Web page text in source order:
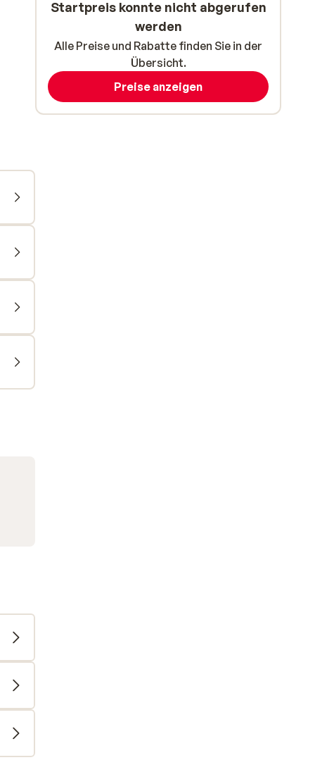
Startpreis konnte nicht abgerufen
werden
Alle Preise und Rabatte finden Sie in der
Übersicht.
Preise anzeigen